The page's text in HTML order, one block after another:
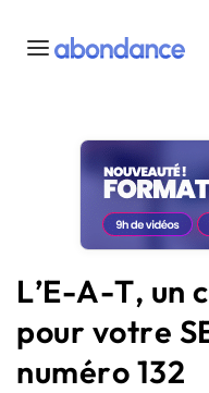
Toutes les actus
Actus SEO
Plateforme
Solutions
Ressources
Audit SEO
L’E-A-T, un
pour votre
numéro 132